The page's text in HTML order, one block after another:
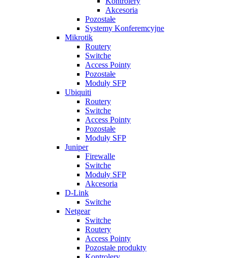
Akcesoria
Pozostałe
Systemy Konferemcyjne
Mikrotik
Routery
Switche
Access Pointy
Pozostałe
Moduły SFP
Ubiquiti
Routery
Switche
Access Pointy
Pozostałe
Moduły SFP
Juniper
Firewalle
Switche
Moduły SFP
Akcesoria
D-Link
Switche
Netgear
Switche
Routery
Access Pointy
Pozostałe produkty